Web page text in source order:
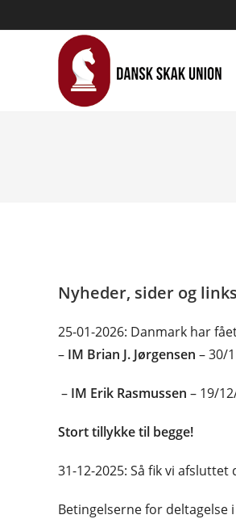
to
Nyheder, sider og links
25-01-2026: Danmark har fået
– IM Brian J. Jørgensen – 30/
– IM Erik Rasmussen – 19/
Stort tillykke til begge!
31-12-2025: Så fik vi
Betingelserne for deltagelse i